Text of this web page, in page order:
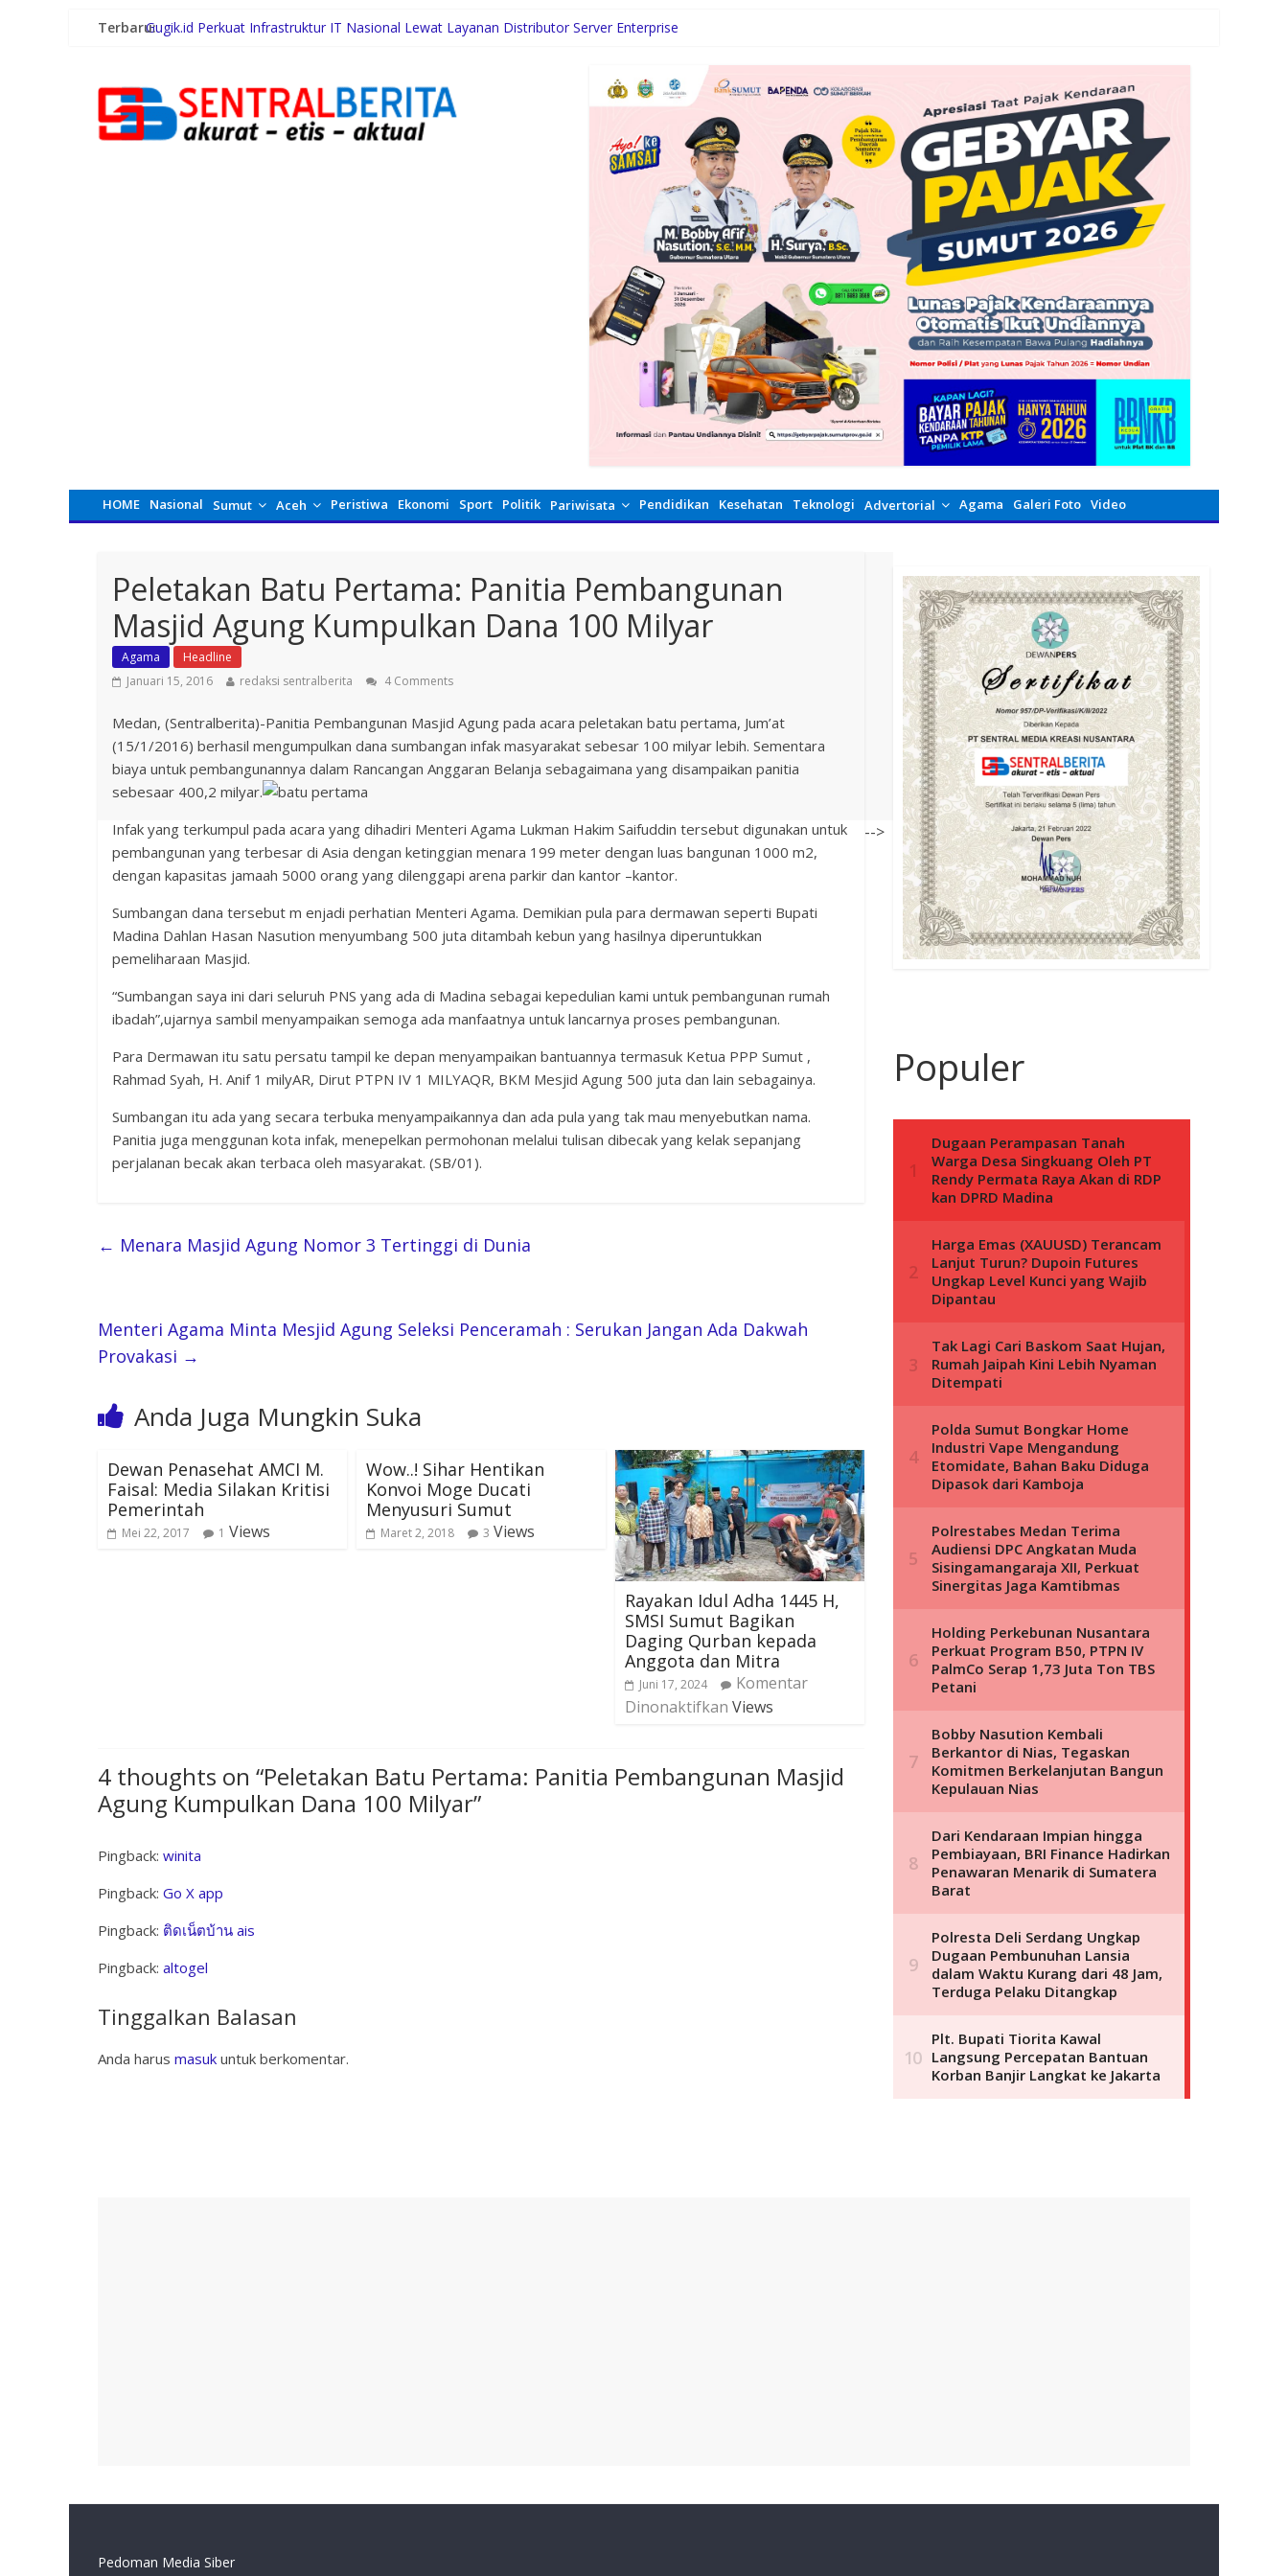
Terbaru:Gugik.id Perkuat Infrastruktur IT Nasional Lewat Layanan Distributor Server Enterprise
Dukung Gaya Hidup Masyarakat dan Kesejahteraan Hewan, KAI Logistik Layani Lebih dari 90 Ribu Hewan Peliharaan pada Semester I 2026
Terima Audiensi BNKP, Gubernur Bobby Nasution Paparkan Tiga Prioritas Pembangunan Kepulauan Nias
Swiss-Belhotel Rainforest: Oase Tropis di Tengah Dinamika Sunset Road
HOME Nasional Sumut Aceh Peristiwa Ekonomi Sport Politik Pariwisata Pendidikan Kesehatan Teknologi Advertorial Agama Galeri Foto Video
Peletakan Batu Pertama: Panitia Pembangunan
Masjid Agung Kumpulkan Dana 100 Milyar
Agama
Headline
Januari 15, 2016
redaksi sentralberita 4 Comments
Medan, (Sentralberita)-Panitia Pembangunan Masjid Agung pada acara peletakan batu pertama, Jum’at
(15/1/2016) berhasil mengumpulkan dana sumbangan infak masyarakat sebesar 100 milyar lebih. Sementara
biaya untuk pembangunannya dalam Rancangan Anggaran Belanja sebagaimana yang disampaikan panitia
sebesaar 400,2 milyar.
Infak yang terkumpul pada acara yang dihadiri Menteri Agama Lukman Hakim Saifuddin tersebut digunakan untuk
pembangunan yang terbesar di Asia dengan ketinggian menara 199 meter dengan luas bangunan 1000 m2,
dengan kapasitas jamaah 5000 orang yang dilenggapi arena parkir dan kantor –kantor.
Sumbangan dana tersebut m enjadi perhatian Menteri Agama. Demikian pula para dermawan seperti Bupati
Madina Dahlan Hasan Nasution menyumbang 500 juta ditambah kebun yang hasilnya diperuntukkan
pemeliharaan Masjid.
“Sumbangan saya ini dari seluruh PNS yang ada di Madina sebagai kepedulian kami untuk pembangunan rumah
ibadah”,ujarnya sambil menyampaikan semoga ada manfaatnya untuk lancarnya proses pembangunan.
Para Dermawan itu satu persatu tampil ke depan menyampaikan bantuannya termasuk Ketua PPP Sumut ,
Rahmad Syah, H. Anif 1 milyAR, Dirut PTPN IV 1 MILYAQR, BKM Mesjid Agung 500 juta dan lain sebagainya.
Sumbangan itu ada yang secara terbuka menyampaikannya dan ada pula yang tak mau menyebutkan nama.
Panitia juga menggunan kota infak, menepelkan permohonan melalui tulisan dibecak yang kelak sepanjang
perjalanan becak akan terbaca oleh masyarakat. (SB/01).
← Menara Masjid Agung Nomor 3 Tertinggi di Dunia
Menteri Agama Minta Mesjid Agung Seleksi Penceramah : Serukan Jangan Ada Dakwah
Provakasi →
Anda Juga Mungkin Suka
Dewan Penasehat AMCI M.
Faisal: Media Silakan Kritisi
Pemerintah
Mei 22, 2017 1 Views
Wow..! Sihar Hentikan
Konvoi Moge Ducati
Menyusuri Sumut
Maret 2, 2018 3 Views
Rayakan Idul Adha 1445 H,
SMSI Sumut Bagikan
Daging Qurban kepada
Anggota dan Mitra
Juni 17, 2024
Komentar
Dinonaktifkan Views
4 thoughts on “Peletakan Batu Pertama: Panitia Pembangunan Masjid
Agung Kumpulkan Dana 100 Milyar”
Pingback: winita
Pingback: Go X app
Pingback: ติดเน็ตบ้าน ais
Pingback: altogel
Tinggalkan Balasan
Anda harus masuk untuk berkomentar.
Populer
-->
Pedoman Media Siber